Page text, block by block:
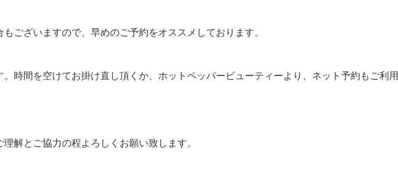
ございますので、早めのご予約をオススメしております。
時間を空けてお掛け直し頂くか、ホットペッパービューティーより、ネット予約もご利用
解とご協力の程よろしくお願い致します。